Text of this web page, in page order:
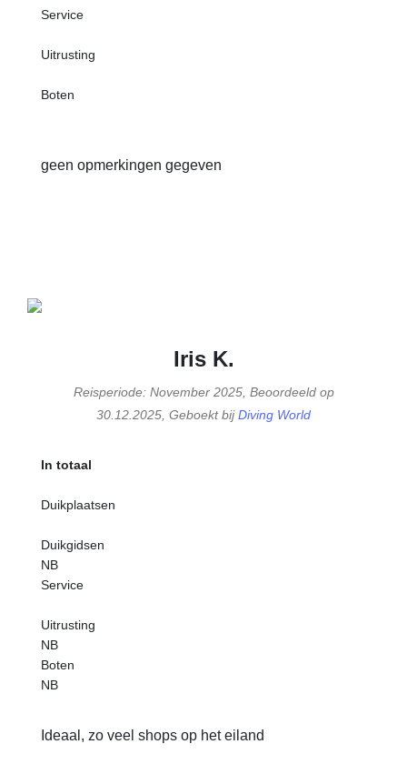
Service
Uitrusting
Boten
geen opmerkingen gegeven
Iris K.
Reisperiode: November 2025, Beoordeeld op
30.12.2025, Geboekt bijDiving World
In totaal
Duikplaatsen
Duikgidsen
NB
Service
Uitrusting
NB
Boten
NB
Ideaal, zo veel shops op het eiland